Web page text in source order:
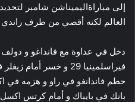
إلى مباراةاليميناشن شامبر
العالم لكنه أقصي من طرف راندي
دخل في عداوة مع فانداغو و دولف
فيراسلمينيا 29 و خسر
حطم فاندانغو في راو و هزمه في
بانك في بايباك و أمام كرتس